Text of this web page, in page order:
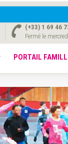
(+33) 1 69 46
Fermé le
PORTAIL